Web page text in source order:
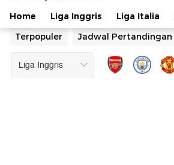
Home Liga Inggris Liga Italia
Terpopuler
Jadwal Pertandingan